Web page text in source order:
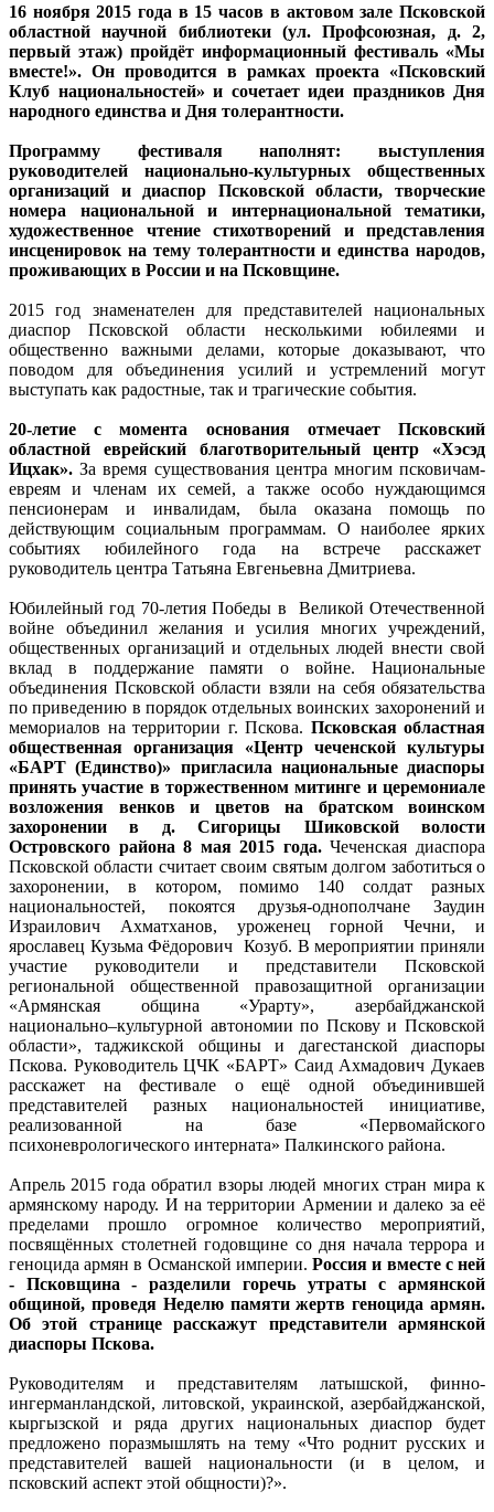
16 ноября 2015 года в 15 часов в актовом зале Псковской
областной научной библиотеки (ул. Профсоюзная, д. 2,
первый этаж) пройдёт информационный фестиваль «Мы
вместе!». Он проводится в рамках проекта «Псковский
Клуб национальностей» и сочетает идеи праздников Дня
народного единства и Дня толерантности.
Программу фестиваля наполнят: выступления
руководителей национально-культурных общественных
организаций и диаспор Псковской области, творческие
номера национальной и интернациональной тематики,
художественное чтение стихотворений и представления
инсценировок на тему толерантности и единства народов,
проживающих в России и на Псковщине.
2015 год знаменателен для представителей национальных
диаспор Псковской области несколькими юбилеями и
общественно важными делами, которые доказывают, что
поводом для объединения усилий и устремлений могут
выступать как радостные, так и трагические события.
20-летие с момента основания отмечает Псковский
областной еврейский благотворительный центр «Хэсэд
Ицхак». За время существования центра многим псковичам-
евреям и членам их семей, а также особо нуждающимся
пенсионерам и инвалидам, была оказана помощь по
действующим социальным программам. О наиболее ярких
событиях юбилейного года на встрече расскажет
руководитель центра Татьяна Евгеньевна Дмитриева.
Юбилейный год 70-летия Победы в Великой Отечественной
войне объединил желания и усилия многих учреждений,
общественных организаций и отдельных людей внести свой
вклад в поддержание памяти о войне. Национальные
объединения Псковской области взяли на себя обязательства
по приведению в порядок отдельных воинских захоронений и
мемориалов на территории г. Пскова. Псковская областная
общественная организация «Центр чеченской культуры
«БАРТ (Единство)» пригласила национальные диаспоры
принять участие в торжественном митинге и церемониале
возложения венков и цветов на братском воинском
захоронении в д. Сигорицы Шиковской волости
Островского района 8 мая 2015 года.Чеченская диаспора
Псковской области считает своим святым долгом заботиться о
захоронении, в котором, помимо 140 солдат разных
национальностей, покоятся друзья-однополчане Заудин
Израилович Ахматханов, уроженец горной Чечни, и
ярославец Кузьма Фёдорович Козуб. В мероприятии приняли
участие руководители и представители Псковской
региональной общественной правозащитной организации
«Армянская община «Урарту», азербайджанской
национально–культурной автономии по Пскову и Псковской
области», таджикской общины и дагестанской диаспоры
Пскова. Руководитель ЦЧК «БАРТ» Саид Ахмадович Дукаев
расскажет на фестивале о ещё одной объединившей
представителей разных национальностей инициативе,
реализованной на базе «Первомайского
психоневрологического интерната» Палкинского района.
Апрель 2015 года обратил взоры людей многих стран мира к
армянскому народу. И на территории Армении и далеко за её
пределами прошло огромное количество мероприятий,
посвящённых столетней годовщине со дня начала террора и
геноцида армян в Османской империи.Россия и вместе с ней
- Псковщина - разделили горечь утраты с армянской
общиной, проведя Неделю памяти жертв геноцида армян.
Об этой странице расскажут представители армянской
диаспоры Пскова.
Руководителям и представителям латышской, финно-
ингерманландской, литовской, украинской, азербайджанской,
кыргызской и ряда других национальных диаспор будет
предложено поразмышлять на тему «Что роднит русских и
представителей вашей национальности (и в целом, и
псковский аспект этой общности)?».